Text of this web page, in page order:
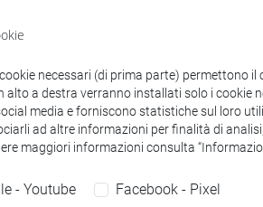
necessari (di prima parte)
alto a destra verranno installati solo i cookie
media e forniscono statistiche sul loro
ad altre informazioni per finalità di
maggiori informazioni consulta
- Youtube Facebook - Pixel